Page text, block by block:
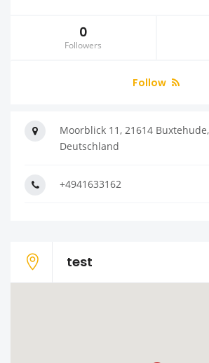
0
Followers
Follow
Moorblick 11, 21614
Deutschland
+4941633162
test